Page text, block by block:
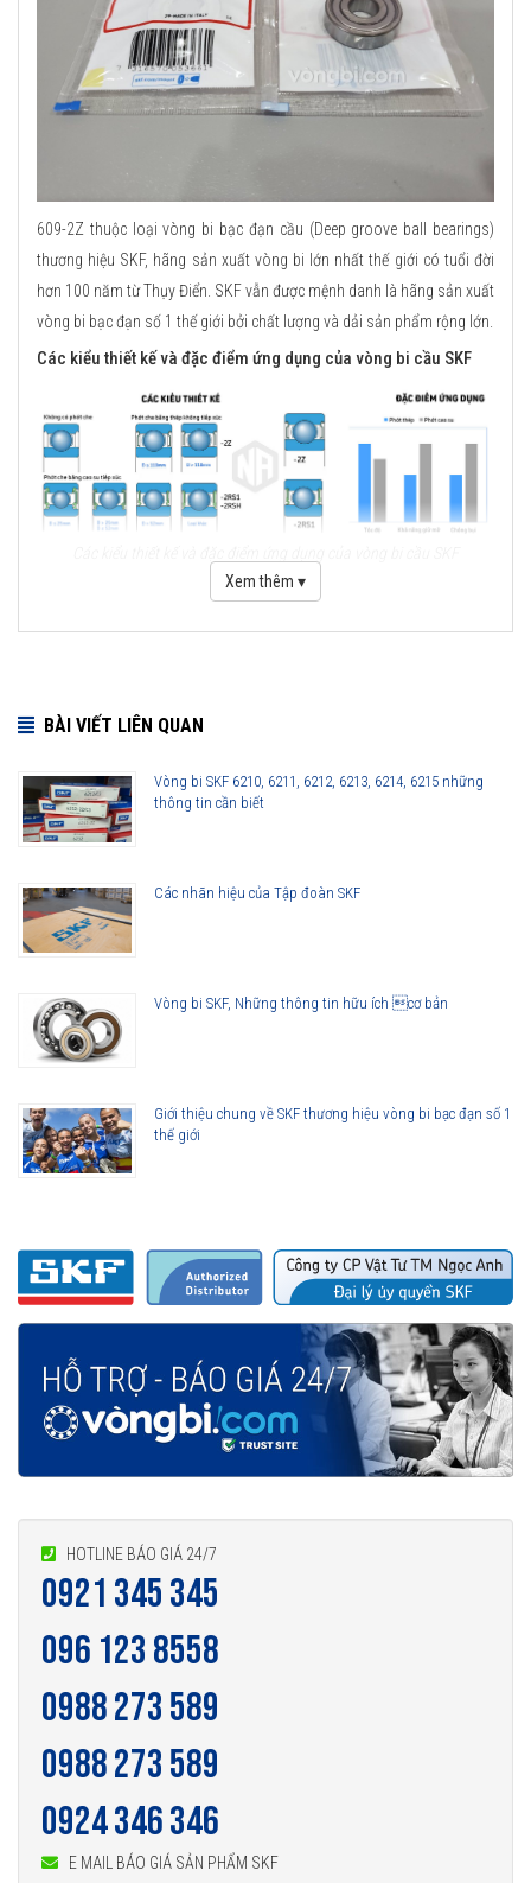
609-2Z thuộc loại vòng bi bạc đạn cầu (Deep groove ball bearings)
thương hiệu SKF, hãng sản xuất vòng bi lớn nhất thế giới có tuổi đời
hơn 100 năm từ Thụy Điển. SKF vẫn được mệnh danh là hãng sản xuất
vòng bi bạc đạn số 1 thế giới bởi chất lượng và dải sản phẩm rộng lớn.
Các kiểu thiết kế và đặc điểm ứng dụng của vòng bi cầu SKF
Những cải tiến quan trọng đối với vòng bi cầu SKF Explorer
Viên bi có chất lượng cao
Phớt che chắn thế hệ mới
Lợi ích của những cải tiến đối với vòng bi cầu SKF Explorer
Ít rung động hơn
Tuổi thọ vòng bi cao hơn
Khả năng che chắn tốt hơn
Vòng bi SKF 609-2Z thế hệ Explorer được nâng lên cao hơn so với các
thế hệ vòng bi SKF trước đây, bởi vậy ở cùng tốc độ nhưng nhiệt độ của
vòng bi SKF Explorer thấp hơn rất nhiều. Tính năng này làm giảm nhu
cầu sử dụng mỡ bôi trơn và giảm tiêu hao năng lượng trên vòng bi.
Tuổi thọ của vòng bi SKF 609-2Z thế hệ Explorer bền bỉ hơn rất nhiều
so với các hãng vòng bi khác trên thị trường, điều này đã được hàng
triệu khách hàng khắp nơi trên toàn thế giới kiểm chứng.
Xem thêm ▾
BÀI VIẾT LIÊN QUAN
Vòng bi SKF 6210, 6211, 6212, 6213, 6214, 6215 những
thông tin cần biết
Các nhãn hiệu của Tập đoàn SKF
Vòng bi SKF, Những thông tin hữu ích cơ bản
Giới thiệu chung về SKF thương hiệu vòng bi bạc đạn số 1
thế giới
HOTLINE BÁO GIÁ 24/7
0921 345 345
096 123 8558
0988 273 589
0988 273 589
0924 346 346
E MAIL BÁO GIÁ SẢN PHẨM SKF